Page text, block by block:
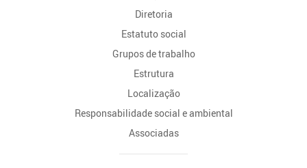
Diretoria
Estatuto social
Grupos de trabalho
Estrutura
Localização
Responsabilidade social e ambiental
Associadas